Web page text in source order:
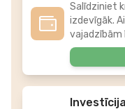
Salīdziniet
izdevīgāk.
vajadzībām